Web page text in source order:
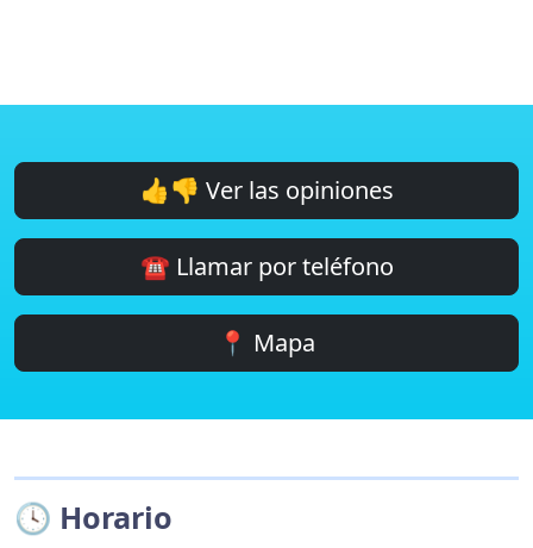
👍👎 Ver las opiniones
☎️ Llamar por teléfono
📍 Mapa
🕓 Horario